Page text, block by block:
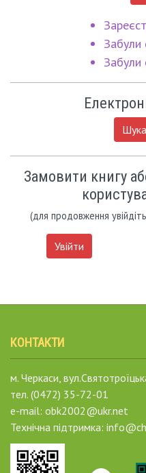
Забули
Забули
Замовити книгу
(для продовження
Увійти
КОНТАКТИ
м. Черкаси,
тел. (0472) 35-72-01
e-mail: obk2002@ukr.net
Технічна підтримка: